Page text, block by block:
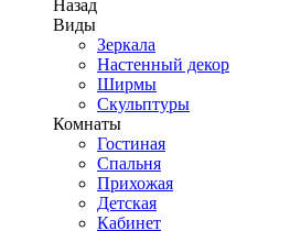
Назад
Виды
Зеркала
Настенный декор
Ширмы
Скульптуры
Комнаты
Гостиная
Спальня
Прихожая
Детская
Кабинет